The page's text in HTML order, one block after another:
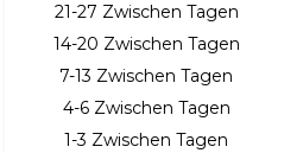
21-27 Zwischen Tagen
14-20 Zwischen Tagen
7-13 Zwischen Tagen
4-6 Zwischen Tagen
1-3 Zwischen Tagen